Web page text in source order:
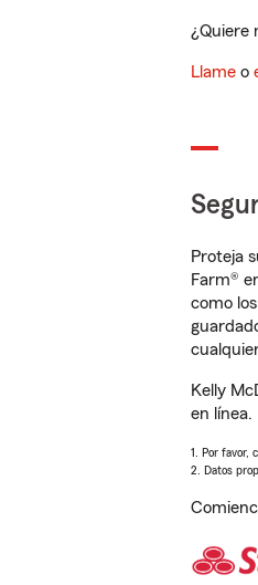
¿Quiere
Llame o
Proteja
Farm®
como
Kelly
en línea.
1. Por favor,
2. Datos